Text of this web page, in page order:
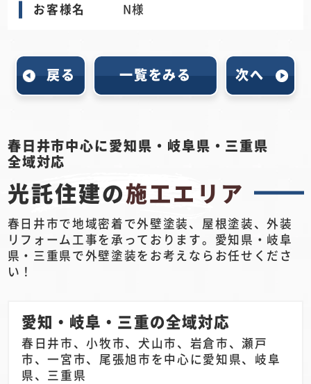
お客様名 N様
戻る 一覧をみる 次へ
春日井市中心に愛知県・岐阜県・三重県
全域対応
光託住建の施工エリア
春日井市で地域密着で外壁塗装、屋根塗装、外装
リフォーム工事を承っております。愛知県・岐阜
県・三重県で外壁塗装をお考えならお任せくださ
い！
愛知・岐阜・三重の全域対応
春日井市、小牧市、犬山市、岩倉市、瀬戸
市、一宮市、尾張旭市を中心に愛知県、岐阜
県、三重県